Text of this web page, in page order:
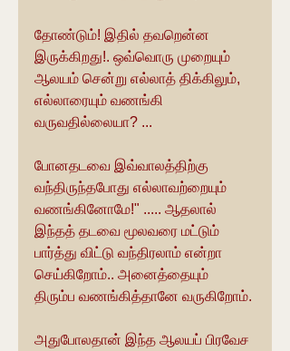
தோண்டும்! இதில் தவறென்ன
இருக்கிறது!. ஒவ்வொரு முறையும்
ஆலயம் சென்று எல்லாத் திக்கிலும்,
எல்லாரையும் வணங்கி
வருவதில்லையா? ...
போனதடவை இவ்வாலத்திற்கு
வந்திருந்தபோது எல்லாவற்றையும்
வணங்கினோமே!" ..... ஆதலால்
இந்தத் தடவை மூலவரை மட்டும்
பார்த்து விட்டு வந்திரலாம் என்றா
செய்கிறோம்.. அனைத்தையும்
திரும்ப வணங்கித்தானே வருகிறோம்.
அதுபோலதான் இந்த ஆலயப் பிரவேச